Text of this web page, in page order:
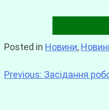
Posted in Новини,
Previous: Засідання